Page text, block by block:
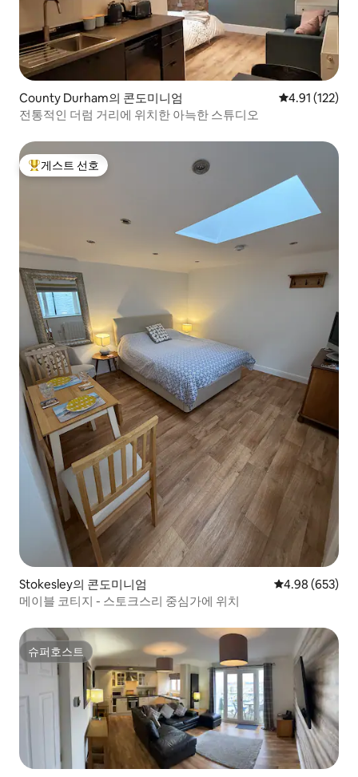
County Durham의 콘도미니엄 평점 4.91점(5
4.91 (122)
전통적인 더럼 거리에 위치한 아늑한 스튜디오
상위 게스트 선호
게스트 선호
Stokesley의 콘도미니엄 평점 4.98점(5
4.98 (653)
메이블 코티지 - 스토크스리 중심가에 위치
슈퍼호스트
슈퍼호스트